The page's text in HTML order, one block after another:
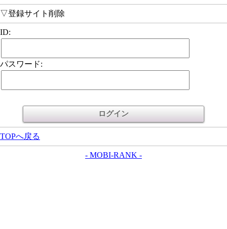
▽登録サイト削除
ID:
パスワード:
TOPへ戻る
- MOBI-RANK -